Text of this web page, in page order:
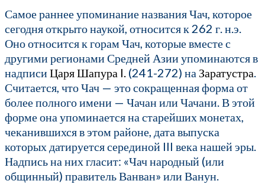
Самое раннее упоминание названия Чач, которое
сегодня открыто наукой, относится к 262 г. н.э.
Оно относится к горам Чач, которые вместе с
другими регионами Средней Азии упоминаются в
надписиЦаря Шапура I. (241-272) на Заратустра.
Считается, что Чач — это сокращенная форма от
более полного имени — Чачан или Чачани. В этой
форме она упоминается на старейших монетах,
чеканившихся в этом районе, дата выпуска
которых датируется серединой III века нашей эры.
Надпись на них гласит: «Чач народный (или
общинный) правитель Ванван» или Ванун.